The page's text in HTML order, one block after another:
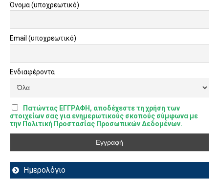
Όνομα (υποχρεωτικό)
Email (υποχρεωτικό)
Ενδιαφέροντα
Πατώντας ΕΓΓΡΑΦΗ, αποδέχεστε τη χρήση των
στοιχείων σας για ενημερωτικούς σκοπούς σύμφωνα με
την Πολιτική Προστασίας Προσωπικών Δεδομένων.
Ημερολόγιο